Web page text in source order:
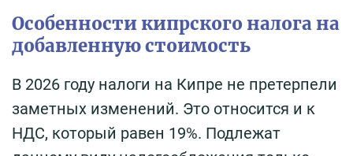
Особенности кипрского налога на
добавленную стоимость
В 2026 году налоги на Кипре не претерпели
заметных изменений. Это относится и к
НДС, который равен 19%. Подлежат